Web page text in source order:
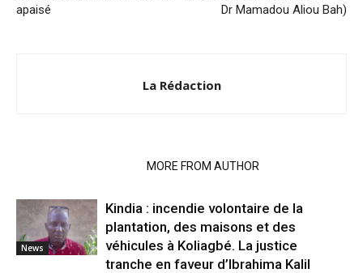
apaisé
Dr Mamadou Aliou Bah)
La Rédaction
MORE FROM AUTHOR
News
Kindia : incendie volontaire de la
plantation, des maisons et des
véhicules à Koliagbé. La justice
tranche en faveur d’Ibrahima Kalil